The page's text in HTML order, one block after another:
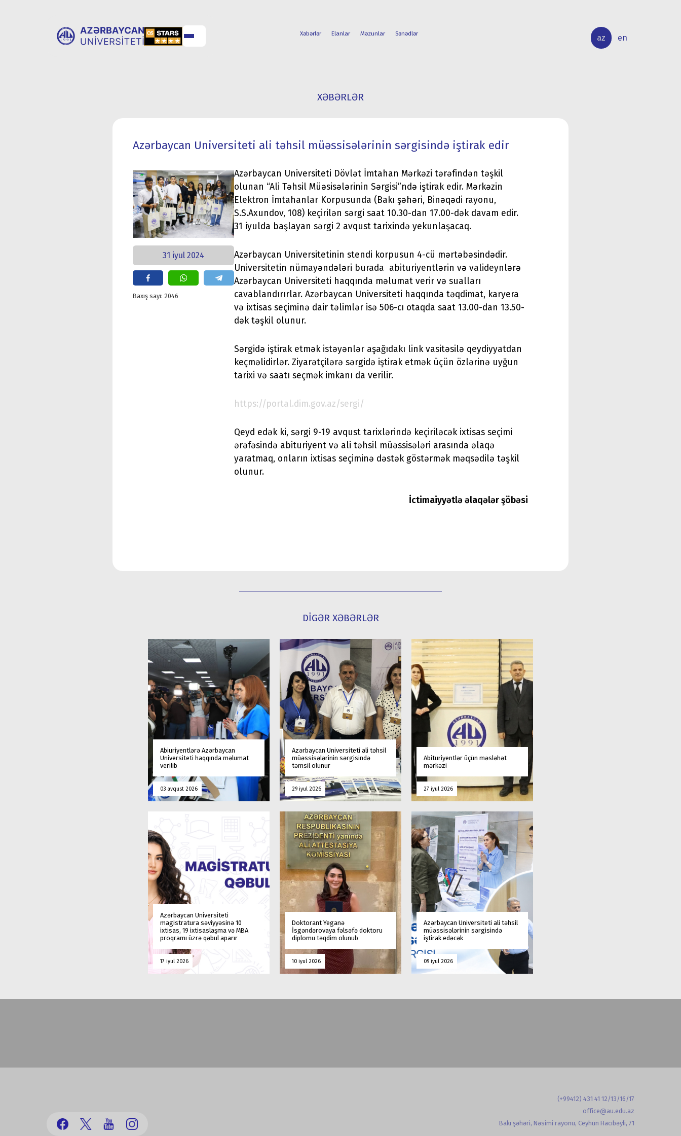
Xəbərlər Elanlar Məzunlar Sənədlər az en
XƏBƏRLƏR
Azərbaycan Universiteti ali təhsil müəssisələrinin sərgisində iştirak edir
31 iyul 2024
Baxış sayı: 2046
Azərbaycan Universiteti Dövlət İmtahan Mərkəzi tərəfindən təşkil
olunan “Ali Təhsil Müəsisələrinin Sərgisi”ndə iştirak edir. Mərkəzin
Elektron İmtahanlar Korpusunda (Bakı şəhəri, Binəqədi rayonu,
S.S.Axundov, 108) keçirilən sərgi saat 10.30-dan 17.00-dək davam edir.
31 iyulda başlayan sərgi 2 avqust tarixində yekunlaşacaq.
Azərbaycan Universitetinin stendi korpusun 4-cü mərtəbəsindədir.
Universitetin nümayəndələri burada abituriyentlərin və valideynlərə
Azərbaycan Universiteti haqqında məlumat verir və sualları
cavablandırırlar. Azərbaycan Universiteti haqqında təqdimat, karyera
və ixtisas seçiminə dair təlimlər isə 506-cı otaqda saat 13.00-dan 13.50-
dək təşkil olunur.
Sərgidə iştirak etmək istəyənlər aşağıdakı link vasitəsilə qeydiyyatdan
keçməlidirlər. Ziyarətçilərə sərgidə iştirak etmək üçün özlərinə uyğun
tarixi və saatı seçmək imkanı da verilir.
https://portal.dim.gov.az/sergi/
Qeyd edək ki, sərgi 9-19 avqust tarixlərində keçiriləcək ixtisas seçimi
ərəfəsində abituriyent və ali təhsil müəssisələri arasında əlaqə
yaratmaq, onların ixtisas seçiminə dəstək göstərmək məqsədilə təşkil
olunur.
İctimaiyyətlə əlaqələr şöbəsi
DİGƏR XƏBƏRLƏR
Abiuriyentlərə Azərbaycan
Universiteti haqqında məlumat
verilib
03 avqust 2026
Azərbaycan Universiteti ali təhsil
müəssisələrinin sərgisində
təmsil olunur
29 iyul 2026
Abituriyentlər üçün məsləhət
mərkəzi
27 iyul 2026
Azərbaycan Universiteti
magistratura səviyyəsinə 10
ixtisas, 19 ixtisaslaşma və MBA
proqramı üzrə qəbul aparır
17 iyul 2026
Doktorant Yeganə
İsgəndərovaya fəlsəfə doktoru
diplomu təqdim olunub
10 iyul 2026
Azərbaycan Universiteti ali təhsil
müəssisələrinin sərgisində
iştirak edəcək
09 iyul 2026
(+99412) 431 41 12/13/16/17
office@au.edu.az
Bakı şəhəri, Nəsimi rayonu, Ceyhun Hacıbəyli, 71